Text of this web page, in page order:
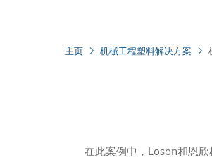
主页 机械工程塑料解决方案
在此案例中，Loson和恩欣